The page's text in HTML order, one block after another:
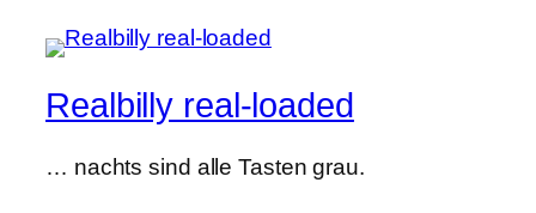
Realbilly real-loaded
… nachts sind alle Tasten grau.